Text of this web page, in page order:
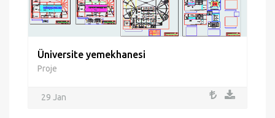
Üniversite yemekhanesi
Proje
29 Jan